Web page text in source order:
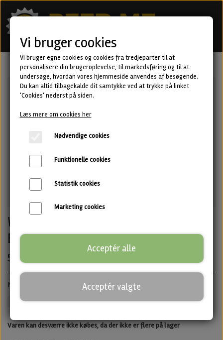
WOW - New England IPA fra Attik
Brewing
55,00 kr.
New England IPA · ABV: 5,5% · Dåse: 44 cl.
Attik Brewing IPA Untappd
Varen kan desværre ikke købes, da der ikke er flere på lager
Vi bruger cookies
Vi bruger egne cookies og cookies fra tredjeparter til at
personalisere din brugeroplevelse, til markedsføring og til at
undersøge, hvordan vores hjemmeside anvendes af besøgende.
Du kan altid tilbagekalde dit samtykke ved at trykke på linket
'Cookies' nederst på siden.
Læs mere om cookies her
Nødvendige cookies
Funktionelle cookies
Statistik cookies
Marketing cookies
Acceptér alle
Acceptér valgte